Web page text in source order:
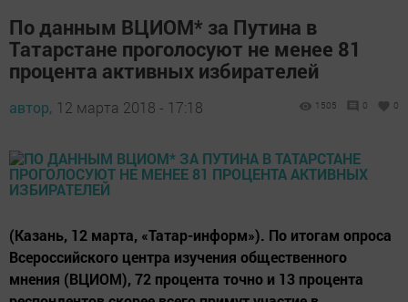
По данным ВЦИОМ* за Путина в
Татарстане проголосуют не менее 81
процента активных избирателей
автор, 12 марта 2018 - 17:18 1505 0 0
(Казань, 12 марта, «Татар-информ»). По итогам опроса
Всероссийского центра изучения общественного
мнения (ВЦИОМ), 72 процента точно и 13 процента